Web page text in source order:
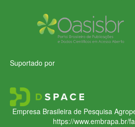
Suportado por
Empresa Brasileira de Pesquisa
https://www.embrapa.br/